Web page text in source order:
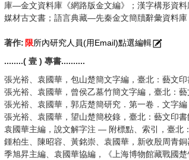
庫—金文資料庫《網路版金文編》；漢字構形資
媒材古文書；語言典藏—先秦金文簡牘辭彙資料
著作: 限所內研究人員(用Email)點選編輯
........( 壹 ) 專書..........
張光裕、袁國華，包山楚簡文字編，臺北：藝文
張光裕、袁國華，曾侯乙墓竹簡文字編，臺北：
張光裕、袁國華，郭店楚簡研究．第一卷．文字
張光裕、袁國華，望山楚簡校錄，臺北：藝文印書
袁國華主編，說文解字注 — 附標點、索引，臺北
鍾柏生、陳昭容、黃銘崇、袁國華，新收殷周青
季旭昇主編、袁國華協編，《上海博物館藏戰國